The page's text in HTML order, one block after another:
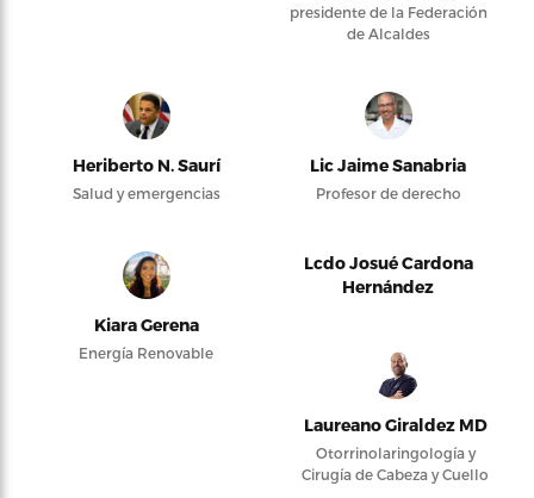
presidente de la Federación
de Alcaldes
Heriberto N. Saurí
Salud y emergencias
Lic Jaime Sanabria
Profesor de derecho
Kiara Gerena
Energía Renovable
Lcdo Josué Cardona
Hernández
Laureano Giraldez MD
Otorrinolaringología y
Cirugía de Cabeza y Cuello